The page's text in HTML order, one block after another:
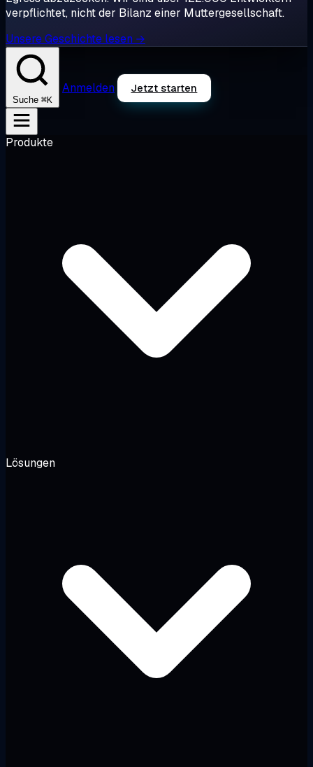
verpflichtet, nicht der Bilanz einer Muttergesellschaft.
Unsere Geschichte lesen →
Suche ⌘K
Anmelden Jetzt starten
Produkte
Lösungen